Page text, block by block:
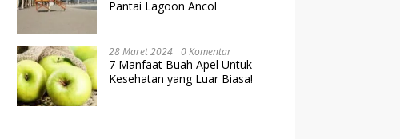
Pantai Lagoon Ancol
28 Maret 2024 0 Komentar
7 Manfaat Buah Apel Untuk
Kesehatan yang Luar Biasa!